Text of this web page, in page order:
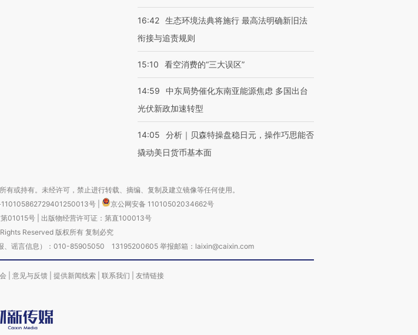
16:42 生态环境法典将施行 最高法明确新旧法
衔接与追责规则
15:10 看空消费的“三大误区”
14:59
中东局势催化东南亚能源焦虑 多国出台
光伏新政加速转型
14:05
分析｜贝森特操盘稳日元，操作巧思能否
撬动美日货币基本面
或持有。未经许可，禁止进行转载、摘编、复制及建立镜像等任何使用。
110105862729401250013号
京公网安备 11010502034662号
01015号| 出版物经营许可证：第直100013号
Reserved 版权所有 复制必究
、谣言信息）：010-85905050 13195200605 举报邮箱：laixin@caixin.com
意见与反馈 提供新闻线索 联系我们 友情链接